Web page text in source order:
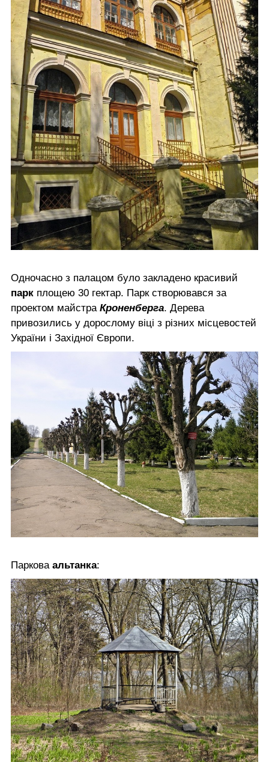
Одночасно з палацом було закладено красивий
парк площею 30 гектар. Парк створювався за
проектом майстра Кроненберга. Дерева
привозились у дорослому віці з різних місцевостей
України і Західної Європи.
Паркова альтанка: